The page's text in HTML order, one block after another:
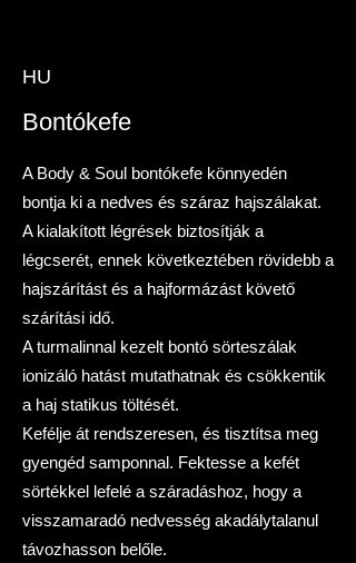
HU
Bontókefe
A Body & Soul bontókefe könnyedén
bontja ki a nedves és száraz hajszálakat.
A kialakított légrések biztosítják a
légcserét, ennek következtében rövidebb a
hajszárítást és a hajformázást követő
szárítási idő. ​
A turmalinnal kezelt bontó sörteszálak
ionizáló hatást mutathatnak és csökkentik
a haj statikus töltését.
Kefélje át rendszeresen, és tisztítsa meg
gyengéd samponnal. Fektesse a kefét
sörtékkel lefelé a száradáshoz, hogy a
visszamaradó nedvesség akadálytalanul
távozhasson belőle.